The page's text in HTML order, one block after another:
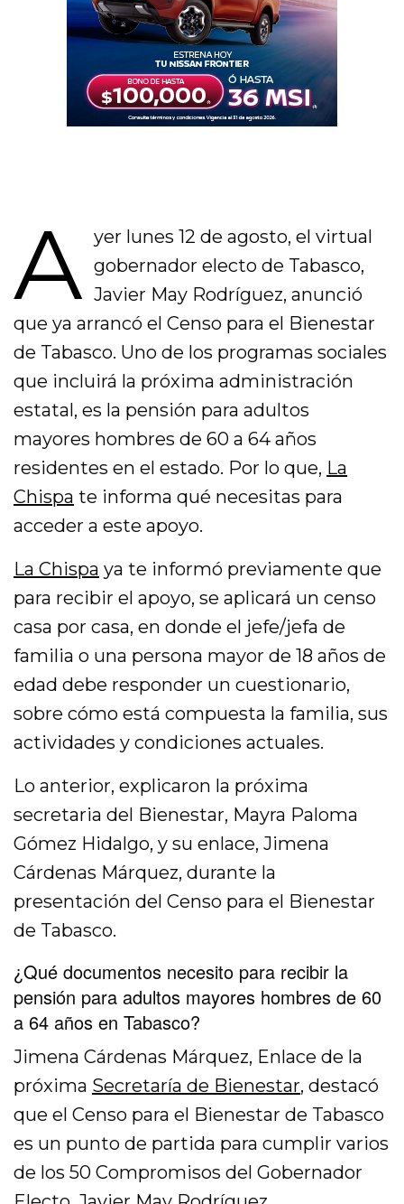
A yer lunes 12 de agosto, el virtual
gobernador electo de Tabasco,
Javier May Rodríguez, anunció
que ya arrancó el Censo para el Bienestar
de Tabasco. Uno de los programas sociales
que incluirá la próxima administración
estatal, es la pensión para adultos
mayores hombres de 60 a 64 años
residentes en el estado. Por lo que, La
Chispa te informa qué necesitas para
acceder a este apoyo.
La Chispa ya te informó previamente que
para recibir el apoyo, se aplicará un censo
casa por casa, en donde el jefe/jefa de
familia o una persona mayor de 18 años de
edad debe responder un cuestionario,
sobre cómo está compuesta la familia, sus
actividades y condiciones actuales.
Lo anterior, explicaron la próxima
secretaria del Bienestar, Mayra Paloma
Gómez Hidalgo, y su enlace, Jimena
Cárdenas Márquez, durante la
presentación del Censo para el Bienestar
de Tabasco.
¿Qué documentos necesito para recibir la
pensión para adultos mayores hombres de 60
a 64 años en Tabasco?
Jimena Cárdenas Márquez, Enlace de la
próxima Secretaría de Bienestar, destacó
que el Censo para el Bienestar de Tabasco
es un punto de partida para cumplir varios
de los 50 Compromisos del Gobernador